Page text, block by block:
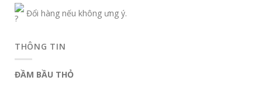
Đổi hàng nếu không ưng ý.
THÔNG TIN
ĐẦM BẦU THỎ